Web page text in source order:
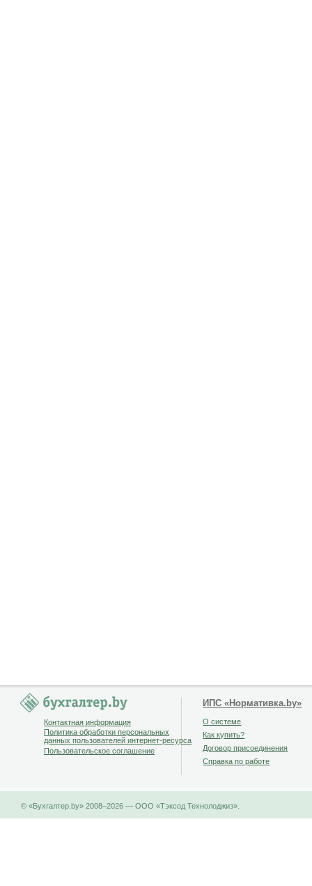
Контактная информация
Политика обработки персональных
данных пользователей интернет-ресурса
Пользовательское соглашение
ИПС «Нормативка.by»
О системе
Как купить?
Договор присоединения
Справка по работе
© «Бухгалтер.by» 2008–2026 — ООО «Тэксод Технолоджиз».